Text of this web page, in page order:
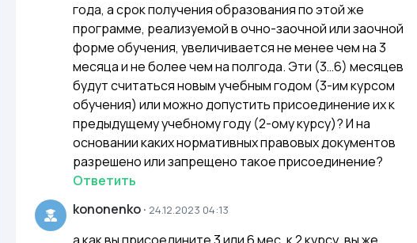
года, а срок получения образования по этой же
программе, реализуемой в очно-заочной или заочной
форме обучения, увеличивается не менее чем на 3
месяца и не более чем на полгода. Эти (3…6) месяцев
будут считаться новым учебным годом (3-им курсом
обучения) или можно допустить присоединение их к
предыдущему учебному году (2-ому курсу)? И на
основании каких нормативных правовых документов
разрешено или запрещено такое присоединение?
Ответить
kononenko· 24.12.2023 04:13